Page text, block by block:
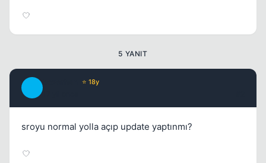
5 YANIT
⭐ 18y
sroyu normal yolla açıp update yaptınmı?